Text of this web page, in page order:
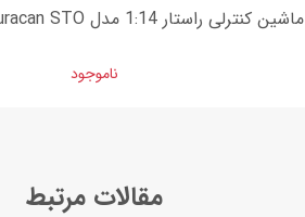
ماشین کنترلی راستار 1:14 مدل Lamborghini Huracan STO
ناموجود
مقالات مرتبط